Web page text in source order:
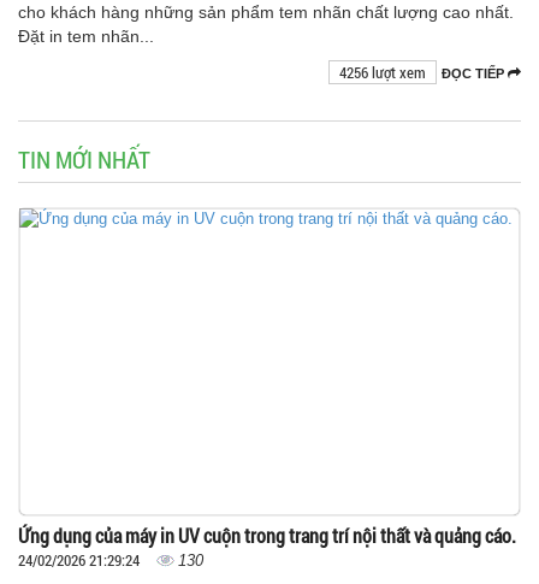
cho khách hàng những sản phẩm tem nhãn chất lượng cao nhất.
Đặt in tem nhãn...
ĐỌC TIẾP
4256 lượt xem
TIN MỚI NHẤT
Ứng dụng của máy in UV cuộn trong trang trí nội thất và quảng cáo.
24/02/2026 21:29:24 130